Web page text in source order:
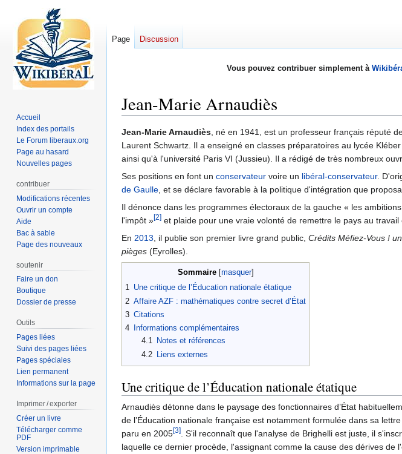
Vous pouvez contribuer simplement à
Jean-Marie Arnaudiès
Aller
à
la
navigation
Aller
à
la
recherche
Jean-Marie Arnaudiès, né en 1941, est un professeur français réputé
Laurent Schwartz. Il a enseigné en classes préparatoires au lycée
ainsi qu'à l'université Paris VI (Jussieu). Il a rédigé de très nombreux
Ses positions en font un conservateur voire un libéral-conservateur.
de Gaulle, et se déclare favorable à la politique d'intégration que
Il dénonce dans les programmes électoraux de la gauche « les
l'impôt »[2] et plaide pour une vraie volonté de remettre le pays au
En 2013, il publie son premier livre grand public, Crédits Méfiez-Vous !
pièges (Eyrolles).
Sommaire
1 Une critique de l’Éducation nationale étatique
2 Affaire AZF : mathématiques contre secret d’État
3 Citations
4
Informations complémentaires
4.1
Notes et références
4.2
Liens externes
Une critique de l’Éducation nationale étatique
Arnaudiès détonne dans le paysage des fonctionnaires d’État
de l’Éducation nationale française est notamment formulée dans sa
paru en 2005[3]. S'il reconnaît que l'analyse de Brighelli est juste, il
laquelle ce dernier procède, l'assignant comme la cause des dérives
Page Discussion
Accueil
Index des portails
Le Forum liberaux.org
Page au hasard
Nouvelles pages
contribuer
Modifications récentes
Ouvrir un compte
Aide
Bac à sable
Page des nouveaux
soutenir
Faire un don
Boutique
Dossier de presse
Outils
Pages liées
Suivi des pages liées
Pages spéciales
Lien permanent
Informations sur la page
Imprimer / exporter
Créer un livre
Télécharger comme
PDF
Version imprimable